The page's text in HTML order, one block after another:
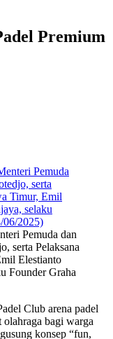
Premium
Pemuda dan
serta Pelaksana
Elestianto
Founder Graha
Club arena padel
bagi warga
konsep “fun,